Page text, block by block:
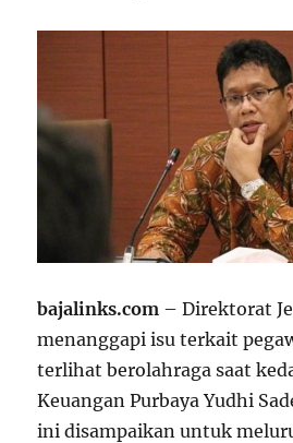
bajalinks.com – Direktorat
menanggapi isu terkait
terlihat berolahraga saat
Keuangan Purbaya Yudhi
ini disampaikan untuk